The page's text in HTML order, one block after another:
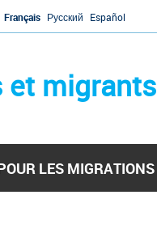
Français Русский Español
et migrants
LES MIGRATIONS